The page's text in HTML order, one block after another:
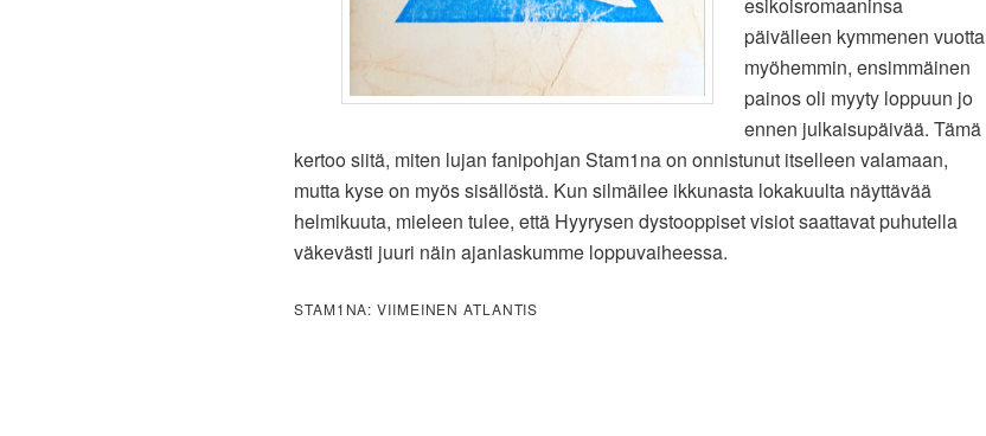
päivälleen kymmenen vuotta
myöhemmin, ensimmäinen
painos oli myyty loppuun jo
ennen julkaisupäivää. Tämä
kertoo siitä, miten lujan fanipohjan Stam1na on onnistunut itselleen valamaan,
mutta kyse on myös sisällöstä. Kun silmäilee ikkunasta lokakuulta näyttävää
helmikuuta, mieleen tulee, että Hyyrysen dystooppiset visiot saattavat puhutella
väkevästi juuri näin ajanlaskumme loppuvaiheessa.
STAM1NA: VIIMEINEN ATLANTIS